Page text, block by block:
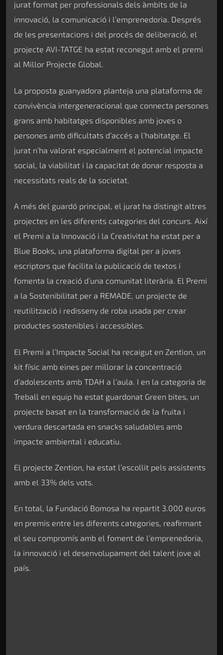
jurat format per professionals dels àmbits de la
innovació, la comunicació i l’emprenedoria. Després
de les presentacions i del procés de deliberació, el
projecte AVI-TATGE ha estat reconegut amb el premi
al Millor Projecte Global.
La proposta guanyadora planteja una plataforma de
convivència intergeneracional que connecta persones
grans amb habitatges disponibles amb joves o
persones amb dificultats d’accés a l’habitatge. El
jurat n’ha valorat especialment el potencial impacte
social, la viabilitat i la capacitat de donar resposta a
necessitats reals de la societat.
A més del guardó principal, el jurat ha distingit altres
projectes en les diferents categories del concurs. Així
el Premi a la Innovació i la Creativitat ha estat per a
Blue Books, una plataforma digital per a joves
escriptors que facilita la publicació de textos i
fomenta la creació d’una comunitat literària. El Premi
a la Sostenibilitat per a REMADE, un projecte de
reutilització i redisseny de roba usada per crear
productes sostenibles i accessibles.
El Premi a l’Impacte Social ha recaigut en Zention, un
kit físic amb eines per millorar la concentració
d’adolescents amb TDAH a l’aula. I en la categoria de
Treball en equip ha estat guardonat Green bites, un
projecte basat en la transformació de la fruita i
verdura descartada en snacks saludables amb
impacte ambiental i educatiu.
El projecte Zention, ha estat l’escollit pels assistents
amb el 33% dels vots.
En total, la Fundació Bomosa ha repartit 3.000 euros
en premis entre les diferents categories, reafirmant
el seu compromís amb el foment de l’emprenedoria,
la innovació i el desenvolupament del talent jove al
país.